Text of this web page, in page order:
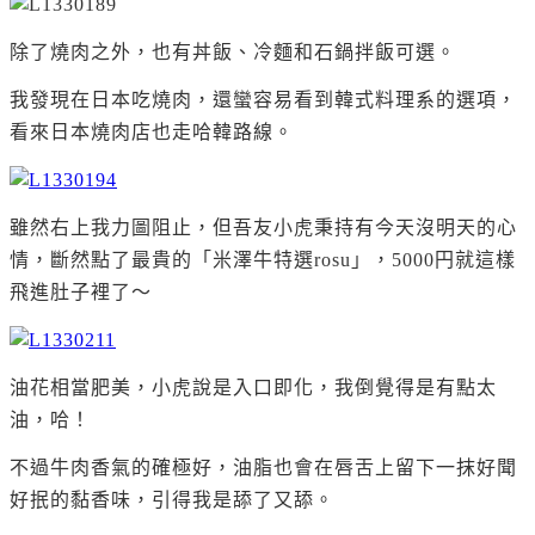
除了燒肉之外，也有丼飯、冷麵和石鍋拌飯可選。
我發現在日本吃燒肉，還蠻容易看到韓式料理系的選項，
看來日本燒肉店也走哈韓路線。
雖然右上我力圖阻止，但吾友小虎秉持有今天沒明天的心
情，斷然點了最貴的「米澤牛特選rosu」，5000円就這樣
飛進肚子裡了～
油花相當肥美，小虎說是入口即化，我倒 覺得是有點太
油，哈！
不過牛肉香氣的確極好，油脂也會在唇舌上留下一抹好聞
好抿的黏香味，引得我是舔了又舔。